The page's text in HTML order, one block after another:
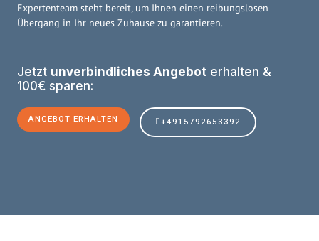
Expertenteam steht bereit, um Ihnen einen reibungslosen
Übergang in Ihr neues Zuhause zu garantieren.
Jetzt unverbindliches Angebot erhalten &
100€ sparen:
ANGEBOT ERHALTEN +4915792653392